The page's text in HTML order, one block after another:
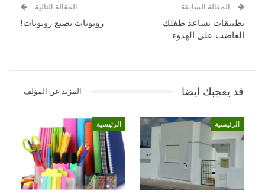
المقالة السابقة
تطبيقات تساعد طفلك
الغاضب على الهدوء
المقالة التالية
روبوتات تصنع روبوتات!
قد يعجبك ايضا المزيد عن المؤلف
الرئيسية الرئيسية